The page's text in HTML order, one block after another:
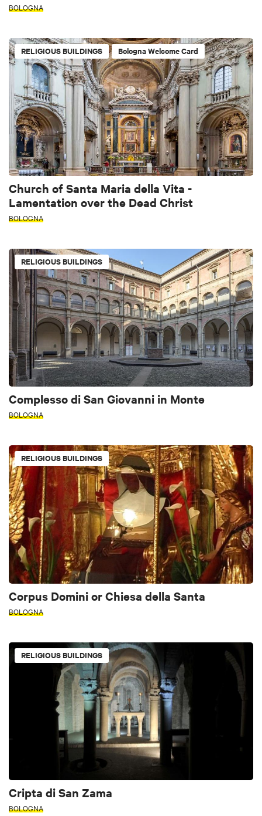
BOLOGNA
RELIGIOUS BUILDINGS Bologna Welcome Card
Church of Santa Maria della Vita -
Lamentation over the Dead Christ
BOLOGNA
RELIGIOUS BUILDINGS
Complesso di San Giovanni in Monte
BOLOGNA
RELIGIOUS BUILDINGS
Corpus Domini or Chiesa della Santa
BOLOGNA
RELIGIOUS BUILDINGS
Cripta di San Zama
BOLOGNA